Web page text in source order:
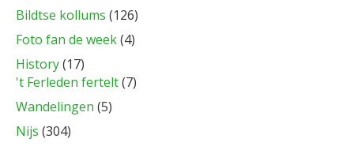
Bildtse kollums (126)
Foto fan de week(4)
History(17)
't Ferleden fertelt(7)
Wandelingen (5)
Nijs (304)